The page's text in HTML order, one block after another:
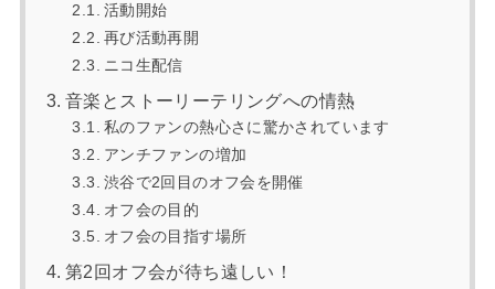
活動開始
再び活動再開
ニコ生配信
音楽とストーリーテリングへの情熱
私のファンの熱心さに驚かされています
アンチファンの増加
渋谷で2回目のオフ会を開催
オフ会の目的
オフ会の目指す場所
第2回オフ会が待ち遠しい！